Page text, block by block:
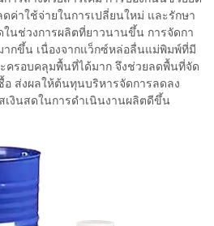
ค่าใช้จ่ายในการเปลี่ยนใหม่ และรักษา
นช่วงการผลิตที่ยาวนานขึ้น การจัดกา
กขึ้น เนื่องจากแว็กซ์หล่อลื่นแม่พิมพ์ที่มี
รอบคลุมพื้นที่ได้มาก จึงช่วยลดพื้นที่จัด
อ ส่งผลให้ต้นทุนบริหารจัดการลดลง
เงินสดในการดำเนินงานผลิตดีขึ้น